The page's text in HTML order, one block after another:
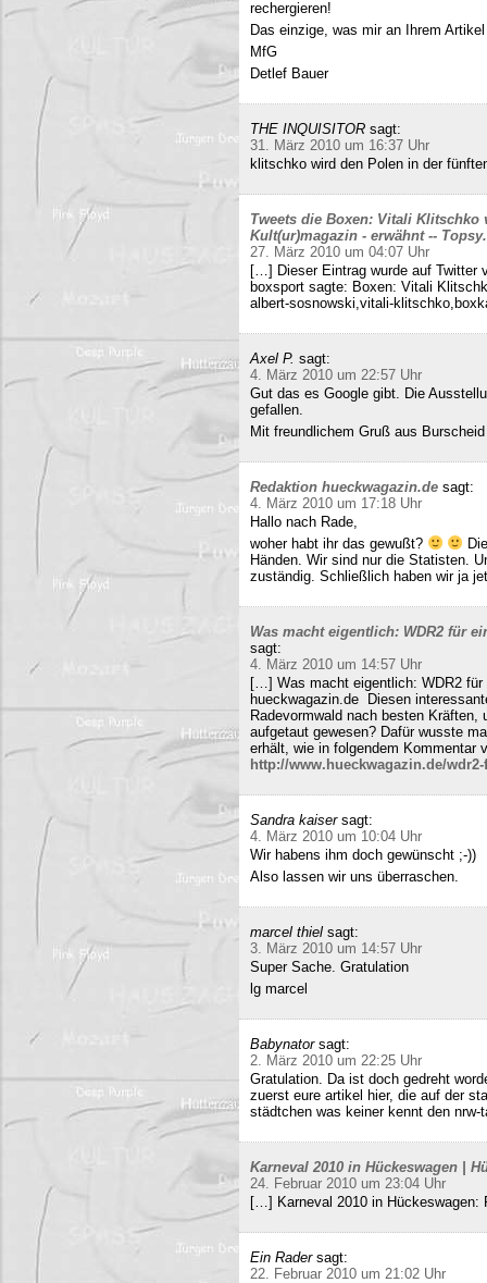
rechergieren!
Das einzige, was mir an Ihrem
MfG
Detlef Bauer
THE INQUISITOR sagt:
31. März 2010 um 16:37 Uhr
klitschko wird den Polen in der
Tweets die Boxen: Vitali Klitschko
Kult(ur)magazin - erwähnt --
27. März 2010 um 04:07 Uhr
[…] Dieser Eintrag wurde auf Twitter
boxsport sagte: Boxen: Vitali
albert-sosnowski,vitali-
Axel P. sagt:
4. März 2010 um 22:57 Uhr
Gut das es Google gibt. Die
gefallen.
Mit freundlichem Gruß aus Burscheid
Redaktion hueckwagazin.de sagt:
4. März 2010 um 17:18 Uhr
Hallo nach Rade,
woher habt ihr das gewußt?
Händen. Wir sind nur die Statisten.
zuständig. Schließlich haben wir ja
Was macht eigentlich: WDR2 für
sagt:
4. März 2010 um 14:57 Uhr
[…] Was macht eigentlich: WDR2
hueckwagazin.de Diesen
Radevormwald nach besten
aufgetaut gewesen? Dafür wusste
erhält, wie in folgendem Kommentar
http://www.hueckwagazin.de/
Sandra kaiser sagt:
4. März 2010 um 10:04 Uhr
Wir habens ihm doch gewünscht ;-))
Also lassen wir uns überraschen.
marcel thiel sagt:
3. März 2010 um 14:57 Uhr
Super Sache. Gratulation
lg marcel
Babynator sagt:
2. März 2010 um 22:25 Uhr
Gratulation. Da ist doch gedreht
zuerst eure artikel hier, die auf der
städtchen was keiner kennt den nrw-
Karneval 2010 in Hückeswagen |
24. Februar 2010 um 23:04 Uhr
[…] Karneval 2010 in Hückeswagen:
Ein Rader sagt:
22. Februar 2010 um 21:02 Uhr